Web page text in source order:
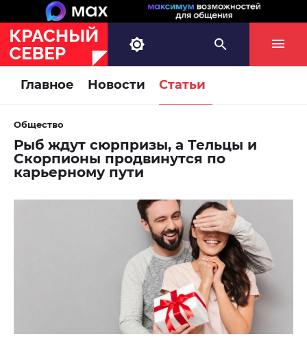
Главное Новости Статьи
Общество
Рыб ждут сюрпризы, а Тельцы и
Скорпионы продвинутся по
карьерному пути